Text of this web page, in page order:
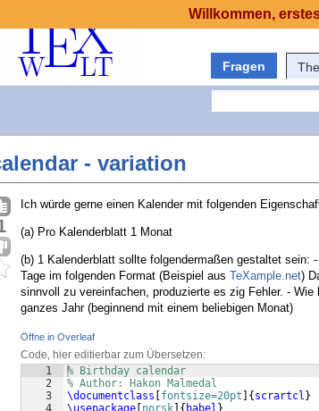
Fragen
- variation
Ich würde gerne einen Kalender mit folgenden
(a) Pro Kalenderblatt 1 Monat
(b) 1 Kalenderblatt sollte folgendermaßen gestaltet sein:
Tage im folgenden Format (Beispiel aus TeXample.net)
sinnvoll zu vereinfachen, produzierte es zig Fehler. -
ganzes Jahr (beginnend mit einem beliebigen Monat)
Öffne in Overleaf
Code, hier editierbar zum Übersetzen:
1
2
3
% Birthday calendar
% Author: Hakon Malmedal
\documentclass
fontsize=20pt { scrartcl }
Willkommen,